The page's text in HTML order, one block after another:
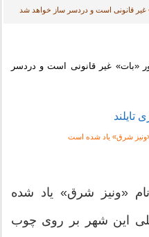
است و دردسر ساز خواهد شد
غیر قانونی است و دردسر
شرق» یاد شده است
«ونیز شرق» یاد شده
شهر بر روی چوب